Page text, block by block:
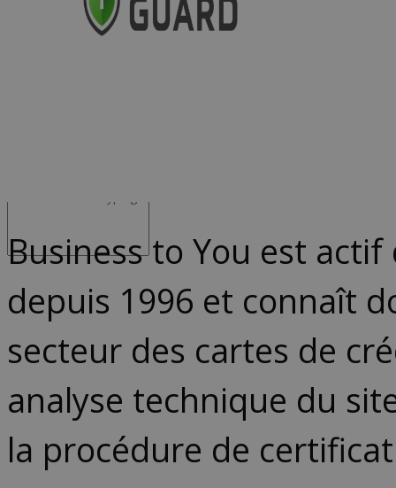
Advocacy & Juridique
Business to You est
depuis 1996 et connaît
secteur des cartes de
analyse technique du
la procédure de